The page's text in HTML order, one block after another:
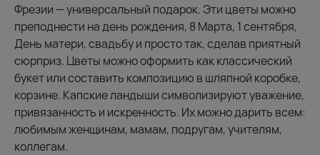
Фрезии — универсальный подарок. Эти цветы можно
преподнести на день рождения, 8 Марта, 1 сентября,
День матери, свадьбу и просто так, сделав приятный
сюрприз. Цветы можно оформить как классический
букет или составить композицию в шляпной коробке,
корзине. Капские ландыши символизируют уважение,
привязанность и искренность. Их можно дарить всем:
любимым женщинам, мамам, подругам, учителям,
коллегам.